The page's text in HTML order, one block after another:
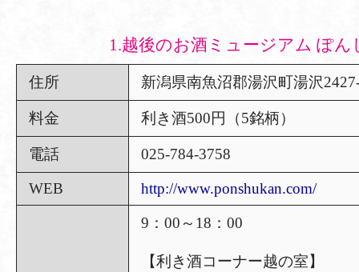
1.越後のお酒ミュージアム ぽん
住所 新潟県南魚沼郡湯沢町湯沢
料金 利き酒500円（5銘柄）
電話 025-784-3758
WEB http://www.ponshukan.com/
9：00～18：00
【利き酒コーナー越の室】